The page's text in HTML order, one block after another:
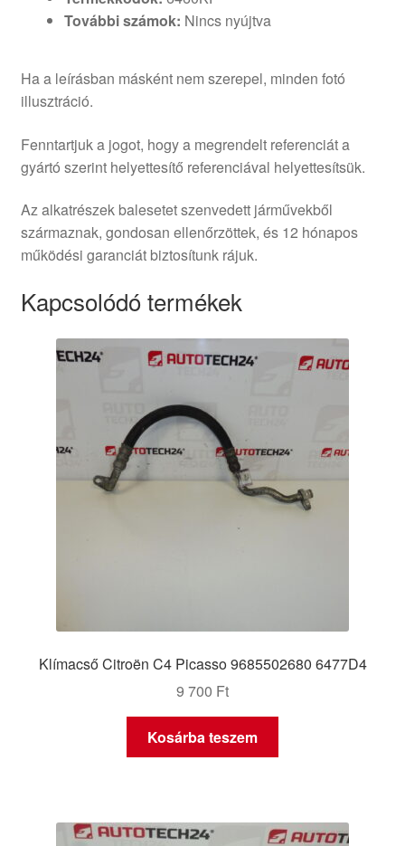
További számok: Nincs nyújtva
Ha a leírásban másként nem szerepel, minden fotó
illusztráció.
Fenntartjuk a jogot, hogy a megrendelt referenciát a
gyártó szerint helyettesítő referenciával helyettesítsük.
Az alkatrészek balesetet szenvedett járművekből
származnak, gondosan ellenőrzöttek, és 12 hónapos
működési garanciát biztosítunk rájuk.
Kapcsolódó termékek
Klímacső Citroën C4 Picasso 9685502680 6477D4
9 700 Ft
Kosárba teszem